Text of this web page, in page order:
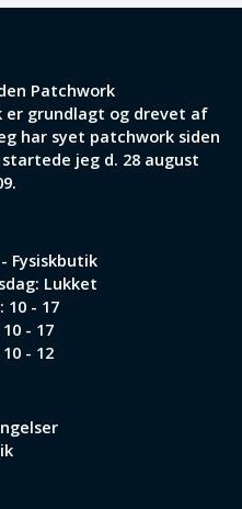
Patchwork
er grundlagt og drevet af
har syet patchwork siden
jeg d. 28 august
Fysiskbutik
Lukket
10 - 17
- 17
- 12